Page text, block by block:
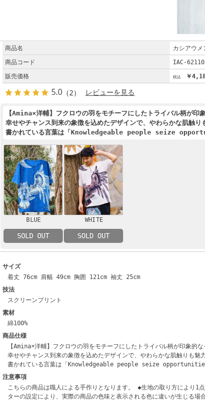
商品名
カシアウメ
商品コード
IAC-
販売価格
￥
5.0 （2） レビューを見る
【Amina×洋輔】フクロウの羽をモチーフにしたトライバル柄が印
幸せやチャンス到来の象徴を込めたデザインで、やわらかな肌触り
書かれている言葉は「Knowledgeable people seize
BLUE
SOLD OUT
WHITE
SOLD OUT
サイズ
着丈 76cm 肩幅 49cm 胸囲 121cm 袖丈 25cm
技法
スクリーンプリント
素材
綿100%
商品仕様
【Amina×洋輔】フクロウの羽をモチーフにしたトライバル柄が印象的な
幸せやチャンス到来の象徴を込めたデザインで、やわらかな肌触りも魅力
書かれている言葉は「Knowledgeable people seize opportunities
注意事項
こちらの商品は職人による手作りとなります。 ◆生地の取り方により
ターの設定により、実際の商品の色味と表示される色に違いが生じる場